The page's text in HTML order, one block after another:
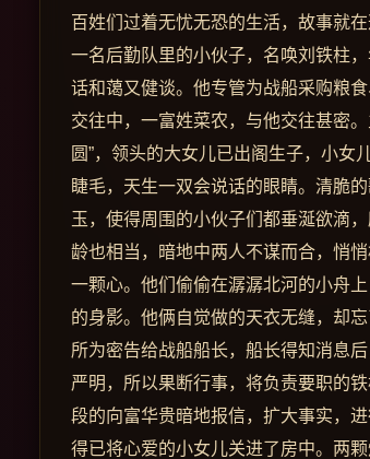
百姓们过着无忧无恐的生活，故事就在
一名后勤队里的小伙子，名唤刘铁柱
话和蔼又健谈。他专管为战船采购粮
交往中，一富姓菜农，与他交往甚密
圆”，领头的大女儿已出阁生子，小
睫毛，天生一双会说话的眼睛。清脆
玉，使得周围的小伙子们都垂涎欲滴
龄也相当，暗地中两人不谋而合，悄
一颗心。他们偷偷在潺潺北河的小舟
的身影。他俩自觉做的天衣无缝，却
所为密告给战船船长，船长得知消息
严明，所以果断行事，将负责要职的
段的向富华贵暗地报信，扩大事实，
得已将心爱的小女儿关进了房中。两